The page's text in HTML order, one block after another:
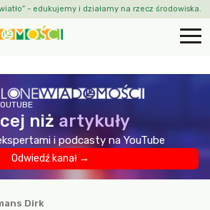
- edukujemy i działamy na rzecz środowiska.
niż artykuły
i podcasty na YouTube
Odwiedź kanał →
Dirk